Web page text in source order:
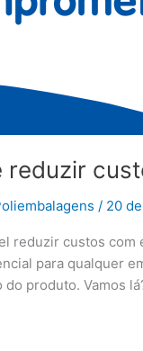
reduzir
/ 20
reduzir custos
para qualquer
produto. Vamos